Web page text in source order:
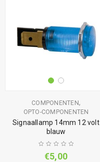
COMPONENTEN,
OPTO-COMPONENTEN
Signaallamp 14mm 12 volt
blauw
€5,00